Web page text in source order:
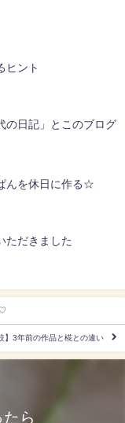
ヒント
の日記」とこのブログ
んを休日に作る☆
ただきました
♡
】3年前の作品と椛との違い
ら